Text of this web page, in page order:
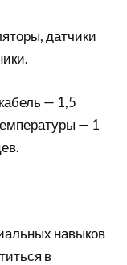
датчики
— 1,5
— 1
навыков
в